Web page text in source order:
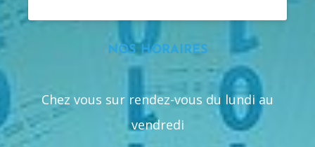
NOS HORAIRES
Chez vous sur rendez-vous du lundi au
vendredi